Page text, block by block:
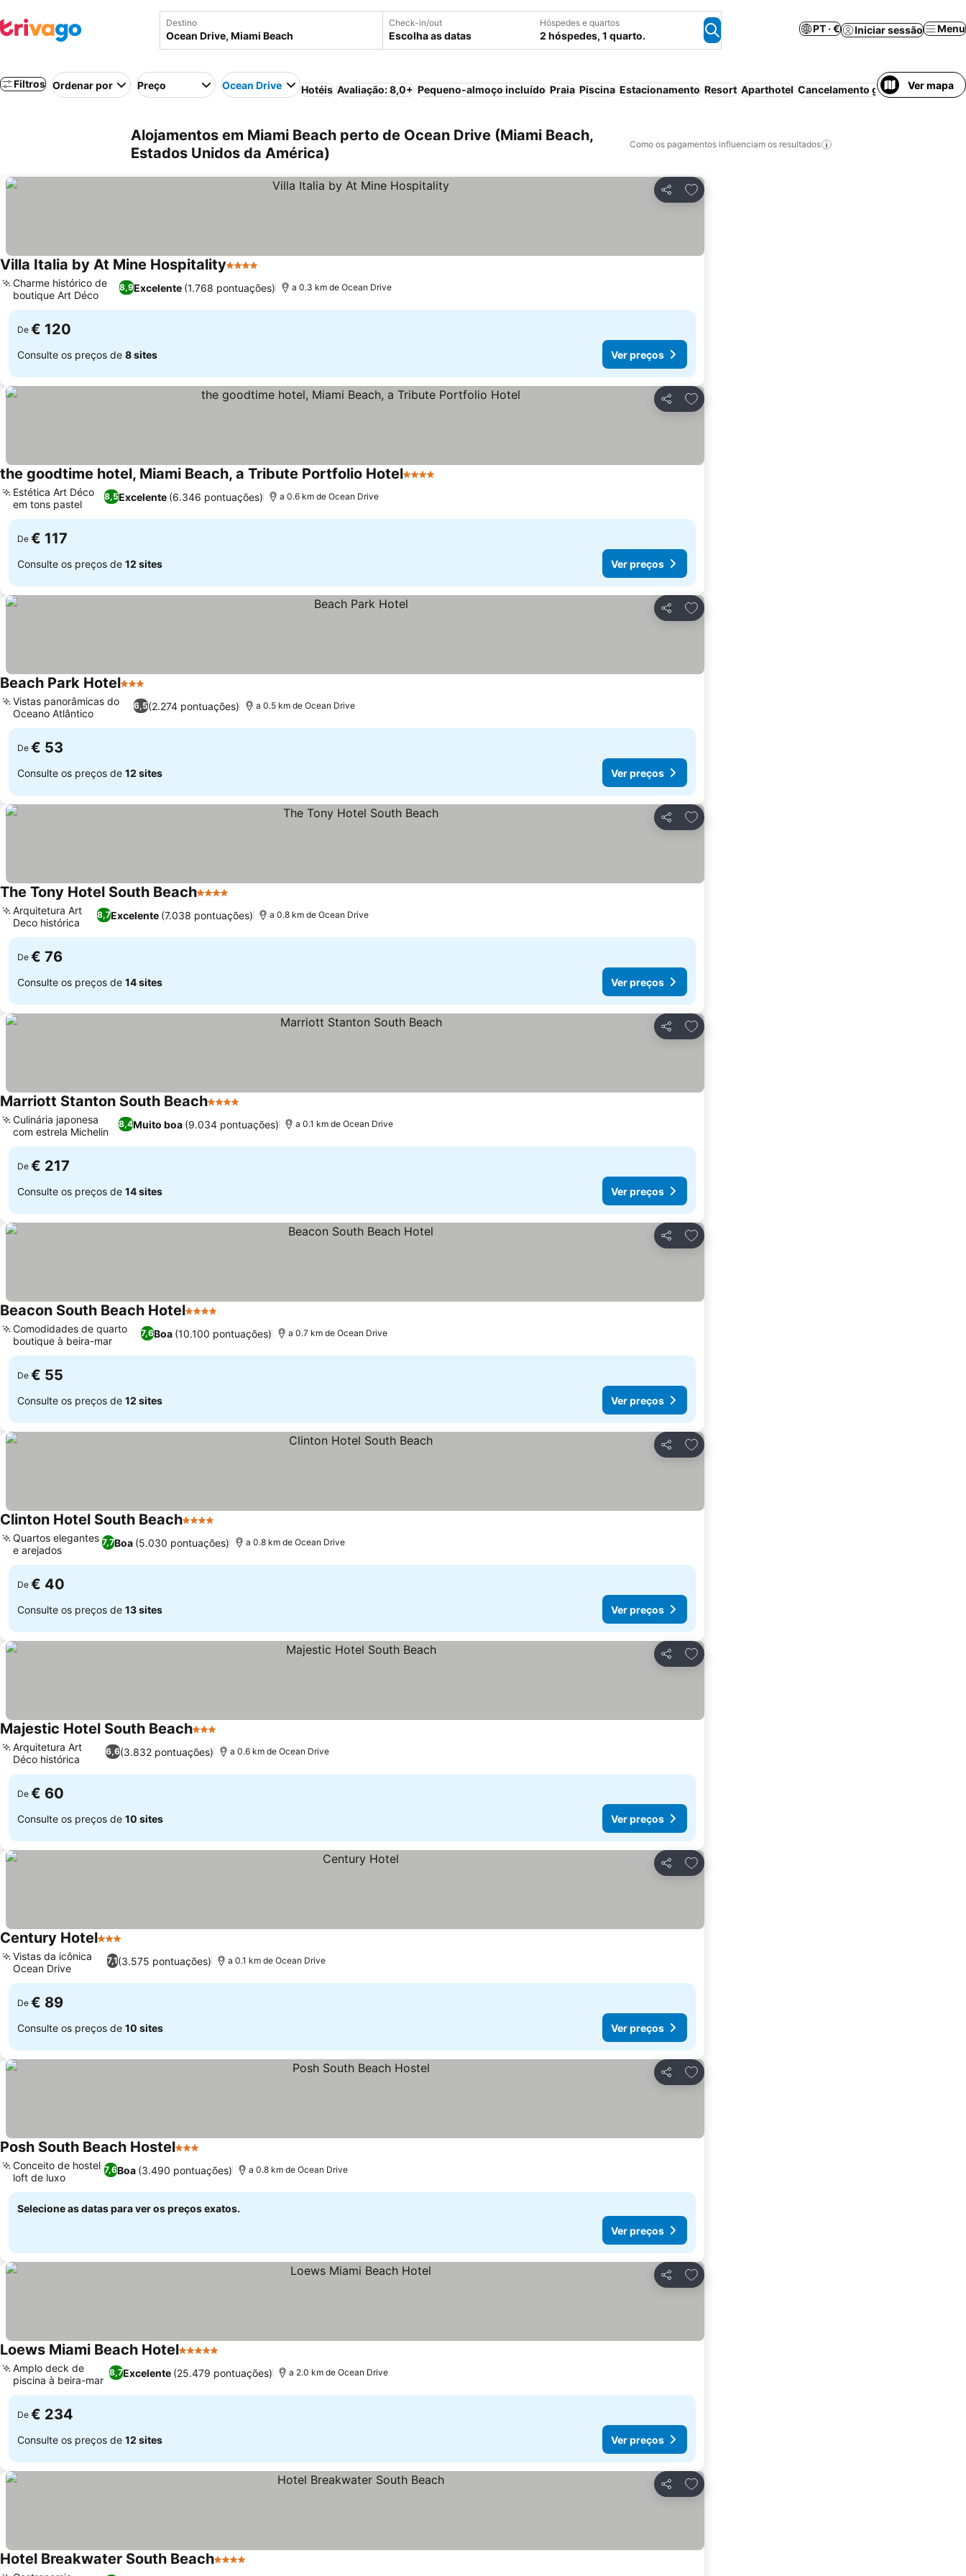
Destino Check-in/out
Escolha as datas
Hóspedes e quartos
2 hóspedes, 1 quarto.
PT · € Iniciar sessão Menu
Filtros Ordenar por Preço Ocean Drive Hotéis Avaliação: 8,0+ Pequeno-almoço incluído Praia Piscina Estacionamento Resort Aparthotel Cancelamento gratuito Wi-fi
Ver mapa
Alojamentos em Miami Beach perto de Ocean Drive (Miami Beach,
Estados Unidos da América)
Como os pagamentos influenciam os resultados
Partilhar
Adicionar aos favoritos
Villa Italia by At Mine Hospitality4 Estrelas
8,9Excelente (1.768 pontuações)
Charme histórico de
boutique Art Déco
a 0.3 km de Ocean Drive
De € 120
Consulte os preços de 8 sites Ver preços
Partilhar
Adicionar aos favoritos
the goodtime hotel, Miami Beach, a Tribute Portfolio Hotel4 Estrelas
8,5Excelente (6.346 pontuações)
Estética Art Déco
em tons pastel
a 0.6 km de Ocean Drive
De € 117
Consulte os preços de 12 sites Ver preços
Partilhar
Adicionar aos favoritos
Beach Park Hotel3 Estrelas
6,5(2.274 pontuações)
Vistas panorâmicas do
Oceano Atlântico
a 0.5 km de Ocean Drive
De € 53
Consulte os preços de 12 sites Ver preços
Partilhar
Adicionar aos favoritos
The Tony Hotel South Beach4 Estrelas
8,7Excelente (7.038 pontuações)
Arquitetura Art
Deco histórica
a 0.8 km de Ocean Drive
De € 76
Consulte os preços de 14 sites Ver preços
Partilhar
Adicionar aos favoritos
Marriott Stanton South Beach4 Estrelas
8,4Muito boa (9.034 pontuações)
Culinária japonesa
com estrela Michelin
a 0.1 km de Ocean Drive
De € 217
Consulte os preços de 14 sites Ver preços
Partilhar
Adicionar aos favoritos
Beacon South Beach Hotel4 Estrelas
7,6Boa (10.100 pontuações)
Comodidades de quarto
boutique à beira-mar
a 0.7 km de Ocean Drive
De € 55
Consulte os preços de 12 sites Ver preços
Partilhar
Adicionar aos favoritos
Clinton Hotel South Beach4 Estrelas
7,7Boa (5.030 pontuações)
Quartos elegantes
e arejados
a 0.8 km de Ocean Drive
De € 40
Consulte os preços de 13 sites Ver preços
Partilhar
Adicionar aos favoritos
Majestic Hotel South Beach3 Estrelas
6,6(3.832 pontuações)
Arquitetura Art
Déco histórica
a 0.6 km de Ocean Drive
De € 60
Consulte os preços de 10 sites Ver preços
Partilhar
Adicionar aos favoritos
Century Hotel3 Estrelas
7,1(3.575 pontuações)
Vistas da icônica
Ocean Drive
a 0.1 km de Ocean Drive
De € 89
Consulte os preços de 10 sites Ver preços
Partilhar
Adicionar aos favoritos
Posh South Beach Hostel3 Estrelas
7,6Boa (3.490 pontuações)
Conceito de hostel
loft de luxo
a 0.8 km de Ocean Drive
Selecione as datas para ver os preços exatos.
Ver preços
Partilhar
Adicionar aos favoritos
Loews Miami Beach Hotel5 Estrelas
8,7Excelente (25.479 pontuações)
Amplo deck de
piscina à beira-mar
a 2.0 km de Ocean Drive
De € 234
Consulte os preços de 12 sites Ver preços
Partilhar
Adicionar aos favoritos
Hotel Breakwater South Beach4 Estrelas